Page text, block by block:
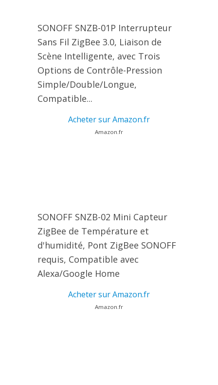
SONOFF SNZB-01P Interrupteur
Sans Fil ZigBee 3.0, Liaison de
Scène Intelligente, avec Trois
Options de Contrôle-Pression
Simple/Double/Longue,
Compatible...
Acheter sur Amazon.fr
Amazon.fr
SONOFF SNZB-02 Mini Capteur
ZigBee de Température et
d'humidité, Pont ZigBee SONOFF
requis, Compatible avec
Alexa/Google Home
Acheter sur Amazon.fr
Amazon.fr